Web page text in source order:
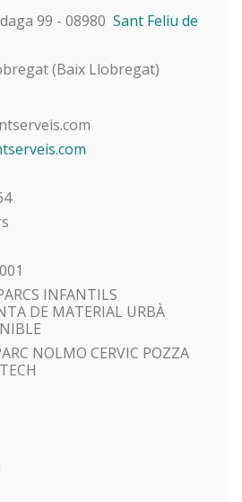
99 - 08980 Sant Feliu de
(Baix Llobregat)
INFANTILS
DE MATERIAL URBÀ
NOLMO CERVIC POZZA